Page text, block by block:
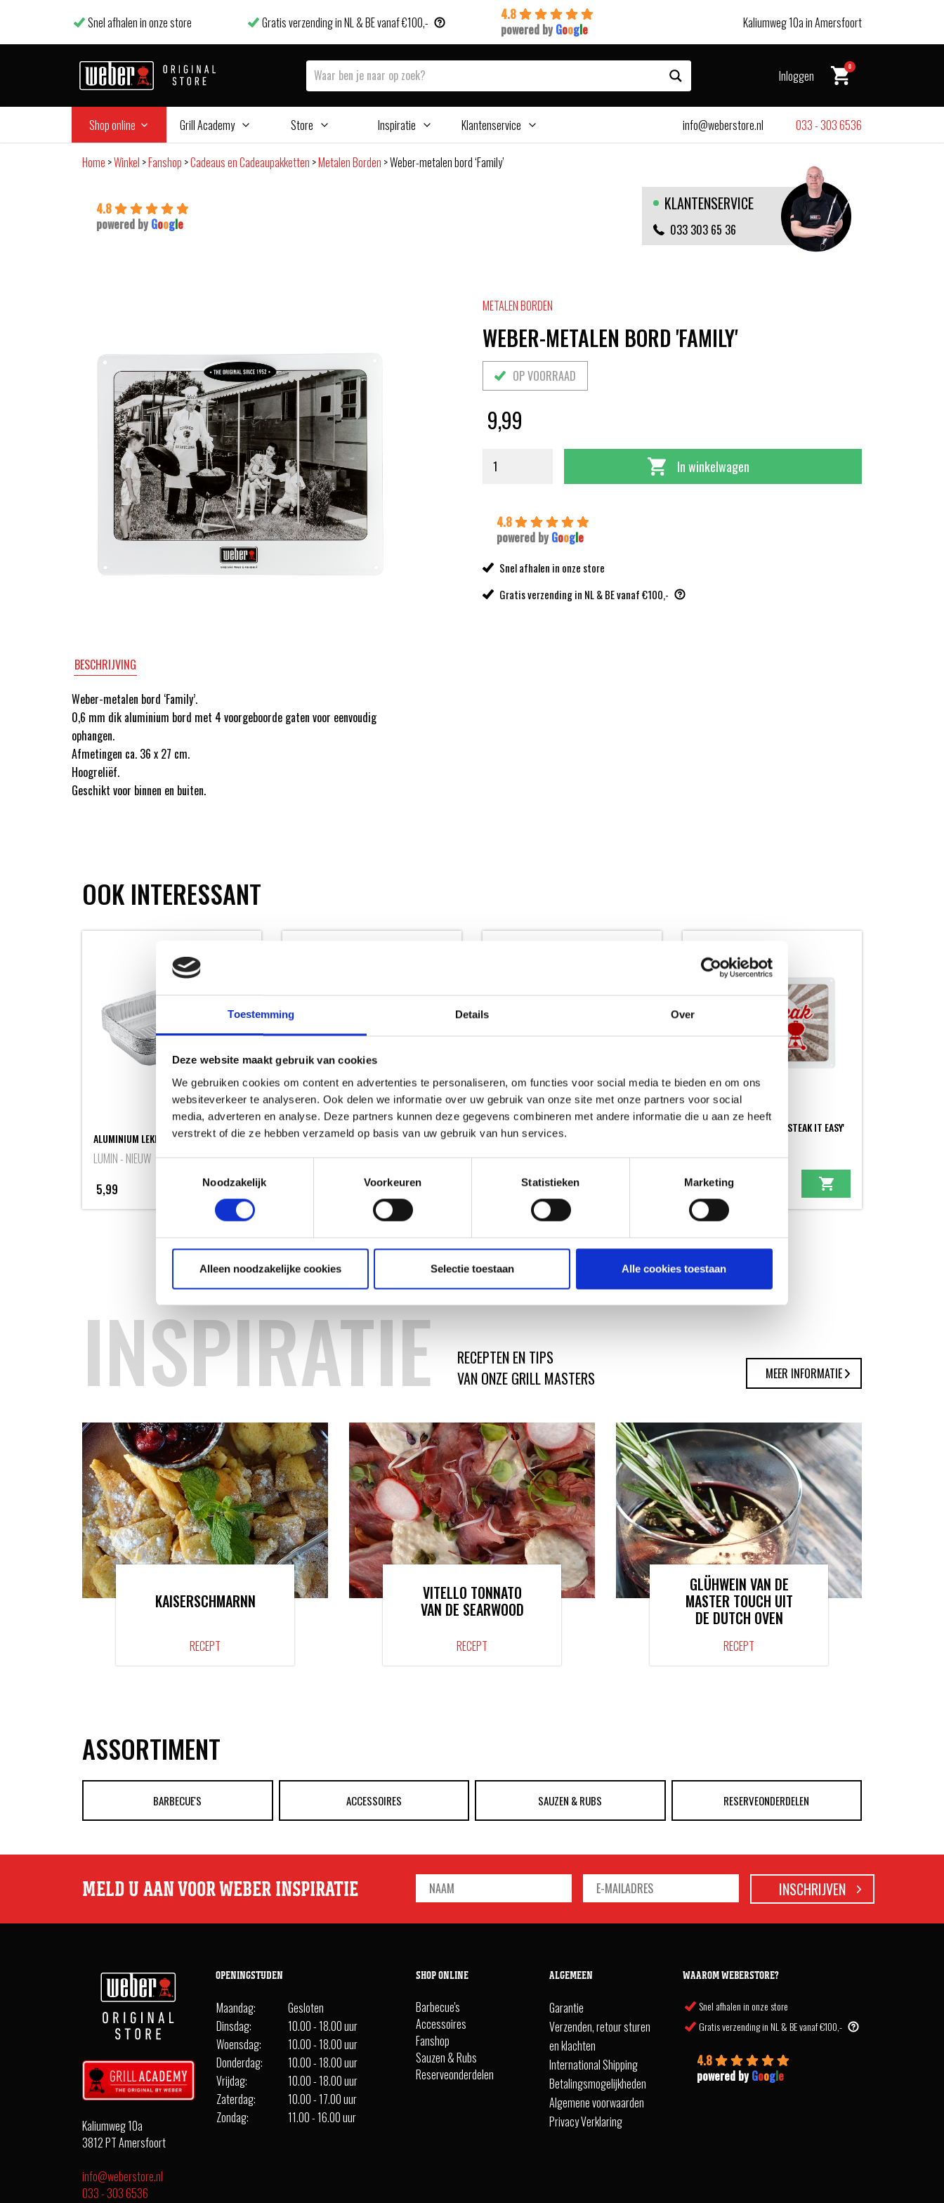
Toestemming Details Over
Deze website maakt gebruik van cookies
We gebruiken cookies om content en advertenties te personaliseren, om functies voor social media te bieden en om ons
websiteverkeer te analyseren. Ook delen we informatie over uw gebruik van onze site met onze partners voor social
media, adverteren en analyse. Deze partners kunnen deze gegevens combineren met andere informatie die u aan ze heeft
verstrekt of die ze hebben verzameld op basis van uw gebruik van hun services.
Noodzakelijk
Voorkeuren Statistieken Marketing
Alleen noodzakelijke cookies Selectie toestaan Alle cookies toestaan
Snel afhalen in onze store Gratis verzending in NL & BE vanaf €100,-
4.8
powered by Google Kaliumweg 10a in Amersfoort
Inloggen
0
Shop online Grill Academy Store Inspiratie Klantenservice info@weberstore.nl 033 - 303 6536
Home >Winkel >Fanshop >Cadeaus en Cadeaupakketten >Metalen Borden >Weber-metalen bord ‘Family’
4.8
powered by Google
KLANTENSERVICE
033 303 65 36
BESCHRIJVING
Weber-metalen bord ‘Family’.
0,6 mm dik aluminium bord met 4 voorgeboorde gaten voor eenvoudig
ophangen.
Afmetingen ca. 36 x 27 cm.
Hoogreliëf.
Geschikt voor binnen en buiten.
METALEN BORDEN
WEBER-METALEN BORD 'FAMILY'
OP VOORRAAD
9,99
In winkelwagen
4.8
powered by Google
Snel afhalen in onze store
Gratis verzending in NL & BE vanaf €100,-
OOK INTERESSANT
ALUMINIUM LEKBAKJES - 10 STUKS
LUMIN - NIEUW
5,99
Meer informatie
BARBECUEWANT WEBER-METALEN BORD 'ME YOU BBQ' WEBER-METALEN BORD 'STEAK IT EASY'
9,99
INSPIRATIE
RECEPTEN EN TIPS
VAN ONZE GRILL MASTERS
MEER INFORMATIE
KAISERSCHMARNN
RECEPT
VITELLO TONNATO
VAN DE SEARWOOD
RECEPT
GLÜHWEIN VAN DE
MASTER TOUCH UIT
DE DUTCH OVEN
RECEPT
ASSORTIMENT
BARBECUE'S ACCESSOIRES SAUZEN & RUBS RESERVEONDERDELEN
MELD U AAN VOOR WEBER INSPIRATIE
Kaliumweg 10a
3812 PT Amersfoort
info@weberstore.nl
033 - 303 6536
OPENINGSTIJDEN
Maandag:
Gesloten
Dinsdag:
10.00 - 18.00 uur
Woensdag:
10.00 - 18.00 uur
Donderdag:
10.00 - 18.00 uur
Vrijdag:
10.00 - 18.00 uur
Zaterdag:
10.00 - 17.00 uur
Zondag:
11.00 - 16.00 uur
SHOP ONLINE
Barbecue's
Accessoires
Fanshop
Sauzen & Rubs
Reserveonderdelen
ALGEMEEN
Garantie
Verzenden, retour sturen
en klachten
International Shipping
Betalingsmogelijkheden
Algemene voorwaarden
Privacy Verklaring
WAAROM WEBERSTORE?
Snel afhalen in onze store
Gratis verzending in NL & BE vanaf €100,-
4.8
powered byGoogle